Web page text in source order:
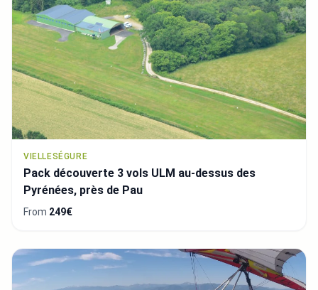
VIELLESÉGURE
Pack découverte 3 vols ULM au-dessus des
Pyrénées, près de Pau
From 249€